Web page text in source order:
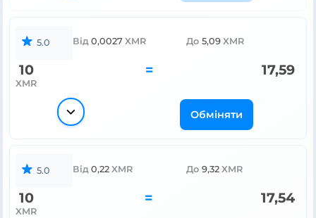
5.0 Від 0,0027 XMR До 5,09 XMR
10
XMR
= 17,59
Обміняти
5.0 Від 0,22 XMR До 9,32 XMR
10
XMR
= 17,54